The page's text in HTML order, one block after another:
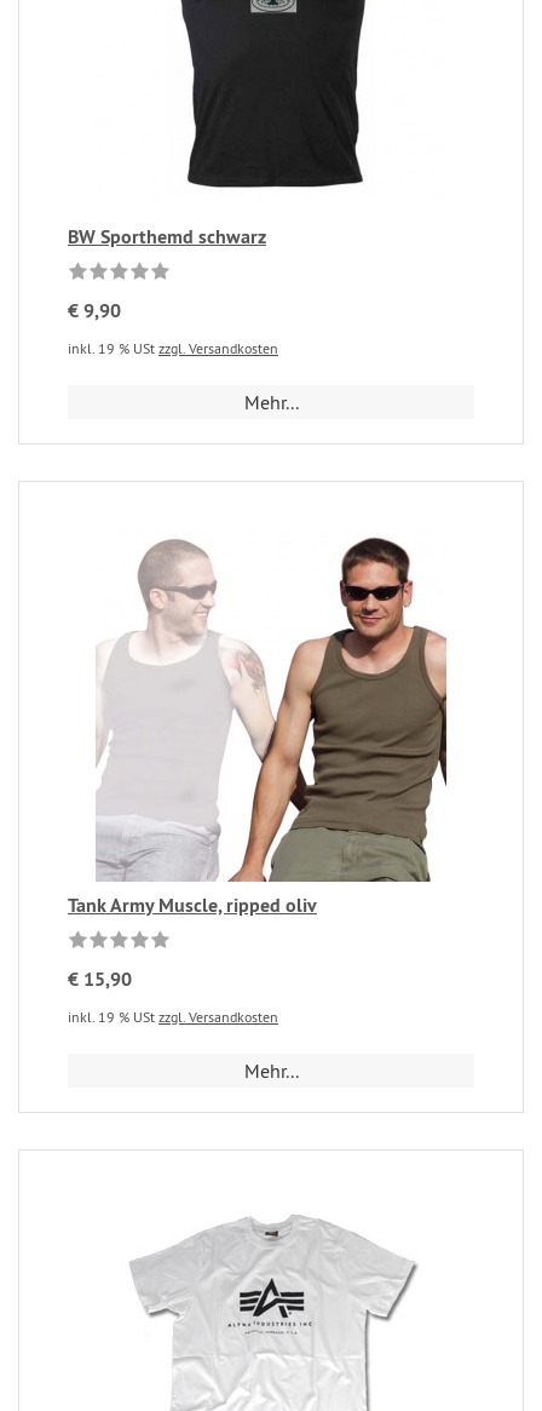
BW Sporthemd schwarz
€ 9,90
inkl. 19 % USt zzgl. Versandkosten
Mehr...
Tank Army Muscle, ripped oliv
€ 15,90
inkl. 19 % USt zzgl. Versandkosten
Mehr...